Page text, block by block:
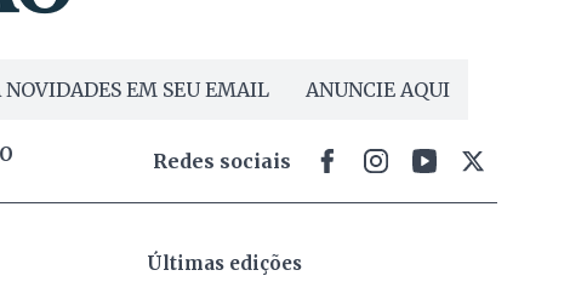
NOVIDADES EM SEU EMAIL ANUNCIE AQUI
Redes sociais
Últimas edições